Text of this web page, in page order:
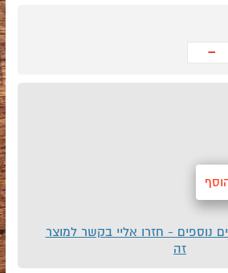
-
נוספים - חזרו אליי בקשר למוצר
זה